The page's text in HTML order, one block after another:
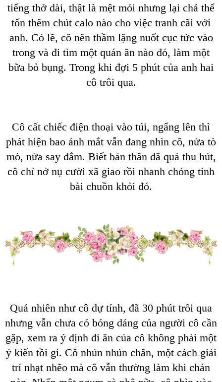
tiếng thở dài, thật là mệt mỏi nhưng lại chả thể
tốn thêm chút calo nào cho việc tranh cãi với
anh. Có lẽ, cô nên thầm lặng nuốt cục tức vào
trong và đi tìm một quán ăn nào đó, làm một
bữa bỏ bụng. Trong khi đợi 5 phút của anh hai
cô trôi qua.
Cô cất chiếc điện thoại vào túi, ngẩng lên thì
phát hiện bao ánh mắt vẫn đang nhìn cô, nửa tò
mò, nửa say đắm. Biết bản thân đã quá thu hút,
cô chỉ nở nụ cười xã giao rồi nhanh chóng tính
bài chuồn khỏi đó.
Quá nhiên như cô dự tính, đã 30 phút trôi qua
nhưng vẫn chưa có bóng dáng của người cô cần
gặp, xem ra ý định đi ăn của cô không phải một
ý kiến tồi gì. Cô nhún nhún chân, một cách giải
trí nhạt nhẽo mà cô vẫn thường làm khi chán